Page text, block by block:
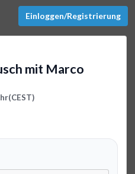
Einloggen/Registrierung
mit Marco
(CEST)